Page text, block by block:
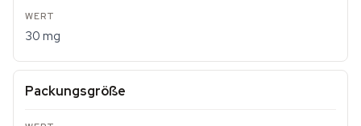
30 mg
Packungsgröße